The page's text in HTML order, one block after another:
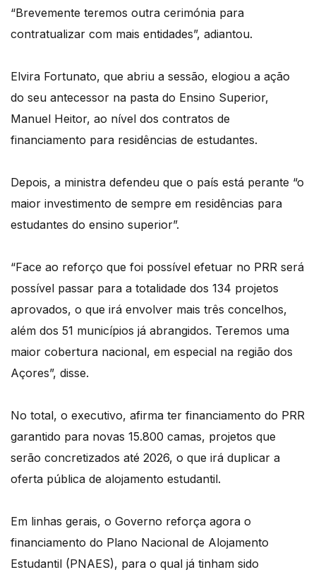
“Brevemente teremos outra cerimónia para
contratualizar com mais entidades”, adiantou.
Elvira Fortunato, que abriu a sessão, elogiou a ação
do seu antecessor na pasta do Ensino Superior,
Manuel Heitor, ao nível dos contratos de
financiamento para residências de estudantes.
Depois, a ministra defendeu que o país está perante “o
maior investimento de sempre em residências para
estudantes do ensino superior”.
“Face ao reforço que foi possível efetuar no PRR será
possível passar para a totalidade dos 134 projetos
aprovados, o que irá envolver mais três concelhos,
além dos 51 municípios já abrangidos. Teremos uma
maior cobertura nacional, em especial na região dos
Açores”, disse.
No total, o executivo, afirma ter financiamento do PRR
garantido para novas 15.800 camas, projetos que
serão concretizados até 2026, o que irá duplicar a
oferta pública de alojamento estudantil.
Em linhas gerais, o Governo reforça agora o
financiamento do Plano Nacional de Alojamento
Estudantil (PNAES), para o qual já tinham sido